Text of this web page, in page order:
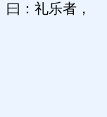
曰：礼乐者，